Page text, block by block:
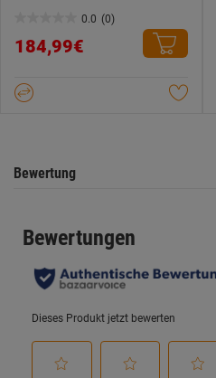
0.0 (0)
von
Sternen.
184,99€
Bewertung